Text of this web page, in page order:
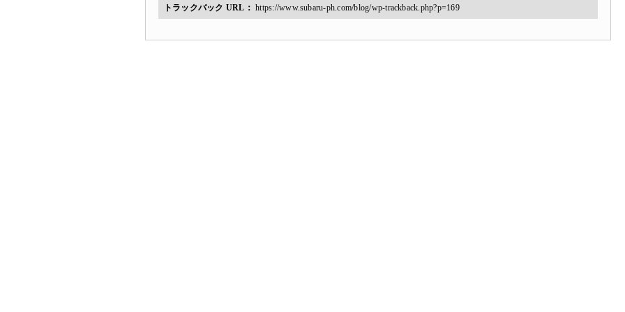
トラックバック URL： https://www.subaru-ph.com/blog/wp-trackback.php?p=169